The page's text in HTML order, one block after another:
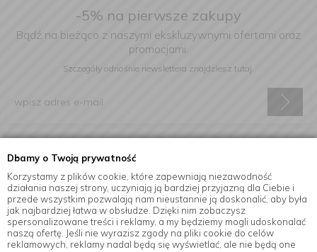
Dbamy o Twoją prywatność
Korzystamy z plików cookie, które zapewniają niezawodność
działania naszej strony, uczyniają ją bardziej przyjazną dla Ciebie i
przede wszystkim pozwalają nam nieustannie ją doskonalić, aby była
jak najbardziej łatwa w obsłudze. Dzięki nim zobaczysz
spersonalizowane treści i reklamy, a my będziemy mogli udoskonalać
naszą ofertę. Jeśli nie wyrazisz zgody na pliki cookie do celów
reklamowych, reklamy nadal będą się wyświetlać, ale nie będą one
-5% na pierwsze zakupy
Bądź na bieżąco z naszymi ekskluzywnymi ofertami oraz
promocjami.
Szczegóły odnośnie newslettera znajdziesz tutaj.
elektroniczną na podany adres e-mail.
Informacje